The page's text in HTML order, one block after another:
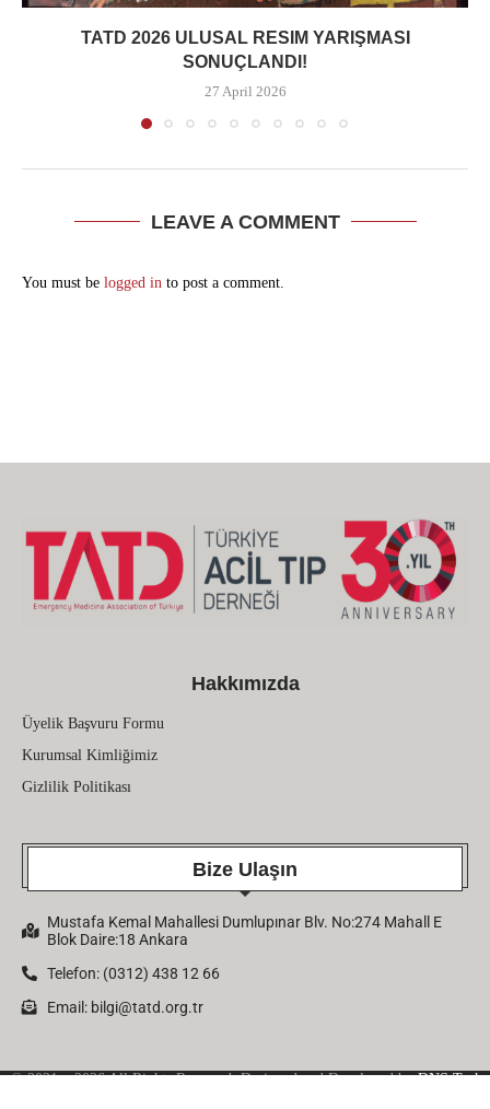
TATD 2026 ULUSAL RESIM YARIŞMASI
SONUÇLANDI!
27 April 2026
LEAVE A COMMENT
You must be logged in to post a comment.
Hakkımızda
Üyelik Başvuru Formu
Kurumsal Kimliğimiz
Gizlilik Politikası
Bize Ulaşın
Mustafa Kemal Mahallesi Dumlupınar Blv. No:274 Mahall E
Blok Daire:18 Ankara
Telefon: (0312) 438 12 66
Email: bilgi@tatd.org.tr
© 2021 – 2026 All Rights Reserved. Designed and Developed byDNS Tech